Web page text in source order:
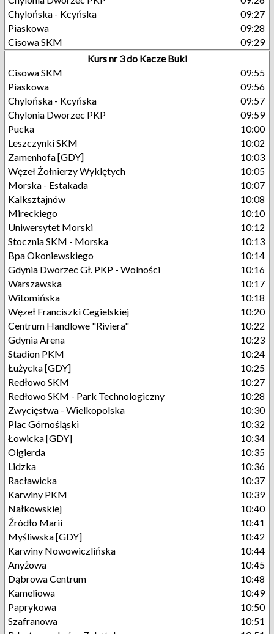
Chylońska - Kcyńska
09:27
Piaskowa
09:28
Cisowa SKM
09:29
Kurs nr 3 do Kacze Buki
Cisowa SKM
09:55
Piaskowa
09:56
Chylońska - Kcyńska
09:57
Chylonia Dworzec PKP
09:59
Pucka
10:00
Leszczynki SKM
10:02
Zamenhofa [GDY]
10:03
Węzeł Żołnierzy Wyklętych
10:05
Morska - Estakada
10:07
Kalksztajnów
10:08
Mireckiego
10:10
Uniwersytet Morski
10:12
Stocznia SKM - Morska
10:13
Bpa Okoniewskiego
10:14
Gdynia Dworzec Gł. PKP - Wolności
10:16
Warszawska
10:17
Witomińska
10:18
Węzeł Franciszki Cegielskiej
10:20
Centrum Handlowe "Riviera"
10:22
Gdynia Arena
10:23
Stadion PKM
10:24
Łużycka [GDY]
10:25
Redłowo SKM
10:27
Redłowo SKM - Park Technologiczny
10:28
Zwycięstwa - Wielkopolska
10:30
Plac Górnośląski
10:32
Łowicka [GDY]
10:34
Olgierda
10:35
Lidzka
10:36
Racławicka
10:37
Karwiny PKM
10:39
Nałkowskiej
10:40
Źródło Marii
10:41
Myśliwska [GDY]
10:42
Karwiny Nowowiczlińska
10:44
Anyżowa
10:45
Dąbrowa Centrum
10:48
Kameliowa
10:49
Paprykowa
10:50
Szafranowa
10:51